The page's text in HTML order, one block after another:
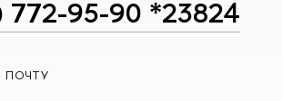
95-90 *23824
ПОЧТУ